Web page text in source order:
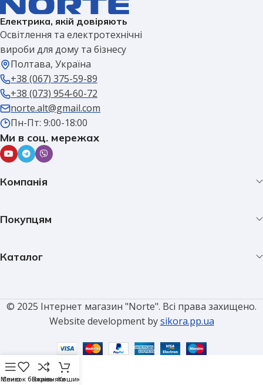
Електрика, якій довіряють
Освітлення та електротехнічні
вироби для дому та бізнесу
Полтава, Україна
+38 (067) 375-59-89
+38 (073) 954-60-72
norte.alt@gmail.com
Пн-Пт: 9:00-18:00
Ми в соц. мережах
Компанія
Покупцям
Каталог
© 2025 Інтернет магазин "Norte". Всі права захищено.
Website development bysikora.pp.ua
Меню
Список бажань
ПорівнятиКошик